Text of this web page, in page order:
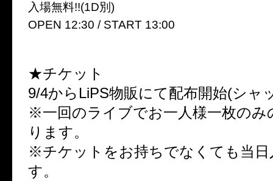
入場無料!!(1D別)
OPEN 12:30 / START 13:00
★チケット
9/4からLiPS物販にて配布開始(シャ
※一回のライブでお一人様一枚のみ
ります。
※チケットをお持ちでなくても当日
す。